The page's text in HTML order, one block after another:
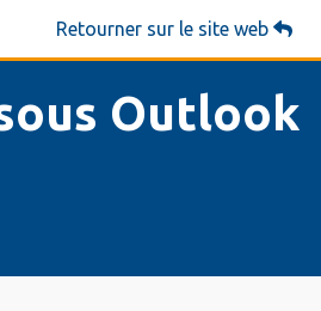
Retourner sur le site web